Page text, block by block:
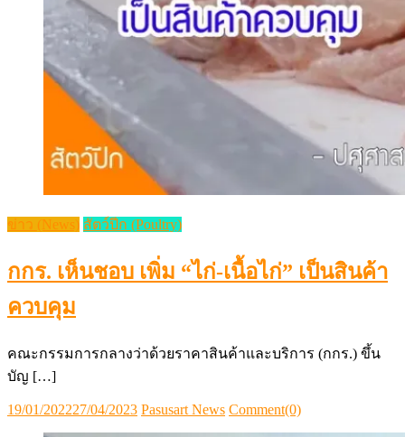
ข่าว (News) สัตว์ปีก (Poultry)
กกร. เห็นชอบ เพิ่ม “ไก่-เนื้อไก่” เป็นสินค้า
ควบคุม
คณะกรรมการกลางว่าด้วยราคาสินค้าและบริการ (กกร.) ขึ้น
บัญ […]
Posted
19/01/202227/04/2023 Author
Pasusart News Comment(0)